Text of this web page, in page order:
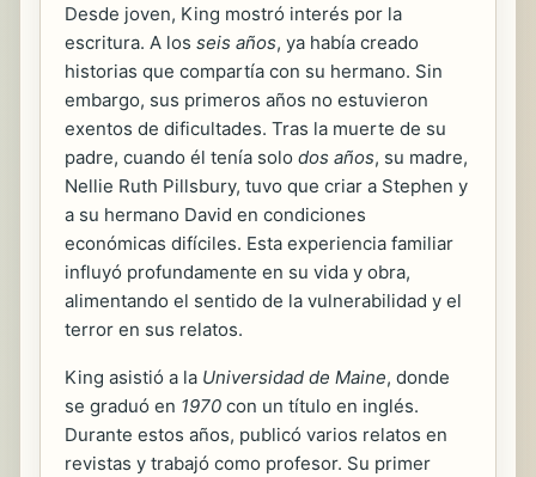
Desde joven, King mostró interés por la
escritura. A los seis años, ya había creado
historias que compartía con su hermano. Sin
embargo, sus primeros años no estuvieron
exentos de dificultades. Tras la muerte de su
padre, cuando él tenía solo dos años, su madre,
Nellie Ruth Pillsbury, tuvo que criar a Stephen y
a su hermano David en condiciones
económicas difíciles. Esta experiencia familiar
influyó profundamente en su vida y obra,
alimentando el sentido de la vulnerabilidad y el
terror en sus relatos.
King asistió a la Universidad de Maine, donde
se graduó en 1970 con un título en inglés.
Durante estos años, publicó varios relatos en
revistas y trabajó como profesor. Su primer